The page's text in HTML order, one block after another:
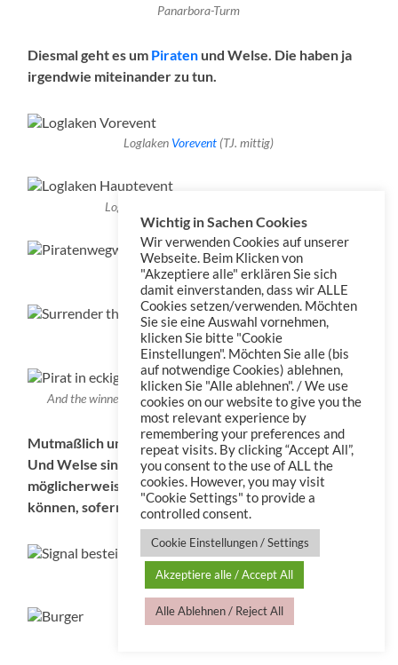
Panarbora-Turm
Diesmal geht es um Piraten und Welse. Die haben ja
irgendwie miteinander zu tun.
Loglaken Vorevent (TJ. mittig)
Loglaken
Piratenwegweiser
Surrender the Booty
And the winner is: [Pirat] in eckigen Klammern, Glückwunsch!
Mutmaßlich und möglicherweise im Brackwasser.
Und Welse sind ja so groß, dass sie u.U.
möglicherweise vielleicht auch Frösche fressen
können, sofern sie nicht auf einen Holzturm flüchten…
Signal besteigt den Turm
Wichtig in Sachen Cookies
Wir verwenden Cookies auf unserer
Webseite. Beim Klicken von
"Akzeptiere alle" erklären Sie sich
damit einverstanden, dass wir ALLE
Cookies setzen/verwenden. Möchten
Sie sie eine Auswahl vornehmen,
klicken Sie bitte "Cookie
Einstellungen". Möchten Sie alle (bis
auf notwendige Cookies) ablehnen,
klicken Sie "Alle ablehnen". / We use
cookies on our website to give you the
most relevant experience by
remembering your preferences and
repeat visits. By clicking “Accept All”,
you consent to the use of ALL the
cookies. However, you may visit
"Cookie Settings" to provide a
controlled consent.
Cookie Einstellungen / Settings
Akzeptiere alle / Accept All
Alle Ablehnen / Reject All